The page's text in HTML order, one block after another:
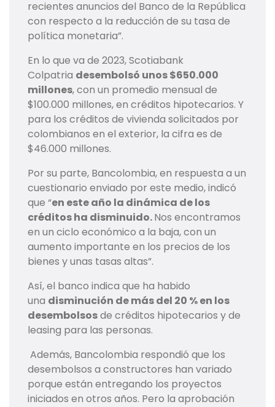
recientes anuncios del Banco de la República
con respecto a la reducción de su tasa de
política monetaria”.
En lo que va de 2023, Scotiabank
Colpatria desembolsó unos $650.000
millones, con un promedio mensual de
$100.000 millones, en créditos hipotecarios. Y
para los créditos de vivienda solicitados por
colombianos en el exterior, la cifra es de
$46.000 millones.
Por su parte, Bancolombia, en respuesta a un
cuestionario enviado por este medio, indicó
que “en este año la dinámica de los
créditos ha disminuido.Nos encontramos
en un ciclo económico a la baja, con un
aumento importante en los precios de los
bienes y unas tasas altas”.
Así, el banco indica que ha habido
una disminución de más del 20 % en los
desembolsosde créditos hipotecarios y de
leasing para las personas.
Además, Bancolombia respondió que los
desembolsos a constructores han variado
porque están entregando los proyectos
iniciados en otros años. Pero la aprobación